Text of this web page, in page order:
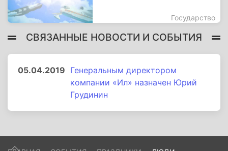
Государство
СВЯЗАННЫЕ НОВОСТИ И СОБЫТИЯ
05.04.2019 Генеральным директором
компании «Ил» назначен Юрий
Грудинин